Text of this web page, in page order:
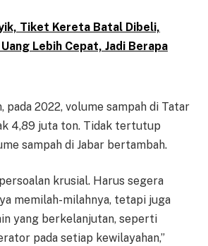
Tiket Kereta Batal Dibeli,
Lebih Cepat, Jadi Berapa
pada 2022, volume sampah di Tatar
4,89 juta ton. Tidak tertutup
sampah di Jabar bertambah.
krusial. Harus segera
memilah-milahnya, tetapi juga
yang berkelanjutan, seperti
pada setiap kewilayahan,”